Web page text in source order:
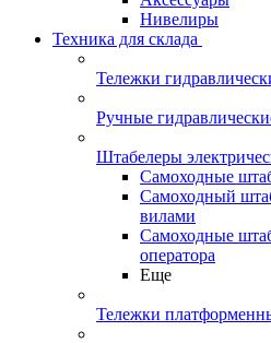
Нивелиры
Техника для склада
Тележки
Ручные
Штабелеры
Самоходные
Самоходный
вилами
Самоходные
оператора
Еще
Тележки